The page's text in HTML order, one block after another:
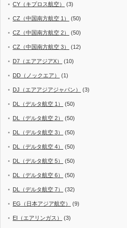
CY（キプロス航空） (3)
CZ（中国南方航空 1） (50)
CZ（中国南方航空 2） (50)
CZ（中国南方航空 3） (12)
D7（エアアジアX） (10)
DD（ノックエア） (1)
DJ（エアアジアジャパン） (3)
DL（デルタ航空 1） (50)
DL（デルタ航空 2） (50)
DL（デルタ航空 3） (50)
DL（デルタ航空 4） (50)
DL（デルタ航空 5） (50)
DL（デルタ航空 6） (50)
DL（デルタ航空 7） (32)
EG（日本アジア航空） (9)
EI（エアリンガス） (3)